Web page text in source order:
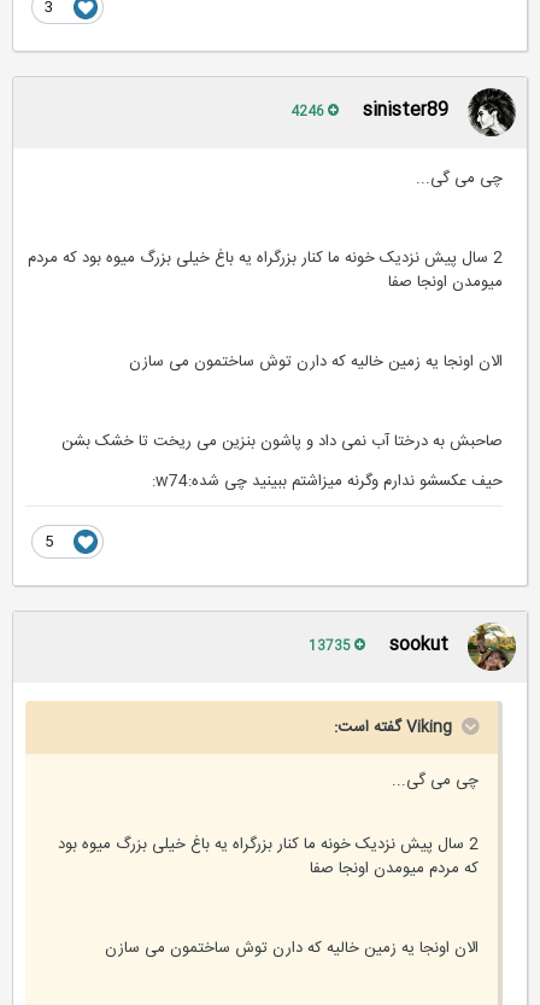
sinister89
چی می گی...
2 سال پیش نزدیک خونه ما کنار بزرگراه یه باغ خیلی بزرگ میوه بود که مردم
میومدن اونجا صفا
الان اونجا یه زمین خالیه که دارن توش ساختمون می سازن
صاحبش به درختا آب نمی داد و پاشون بنزین می ریخت تا خشک بشن
حیف عکسشو ندارم وگرنه میزاشتم ببینید چی شده:w74:
sookut
Viking گفته است:
چی می گی...
2 سال پیش نزدیک خونه ما کنار بزرگراه یه باغ خیلی بزرگ میوه بود
که مردم میومدن اونجا صفا
الان اونجا یه زمین خالیه که دارن توش ساختمون می سازن